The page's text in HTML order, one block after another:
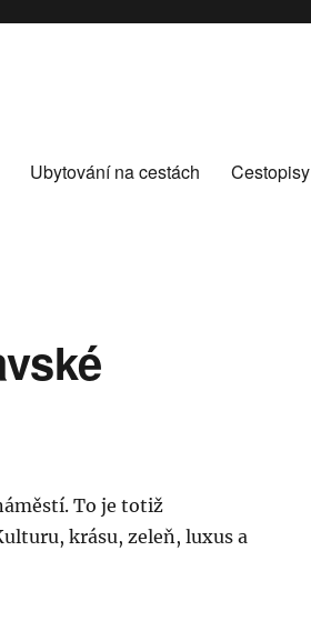
Ubytování na cestách Cestopisy
To je totiž
krásu, zeleň, luxus a